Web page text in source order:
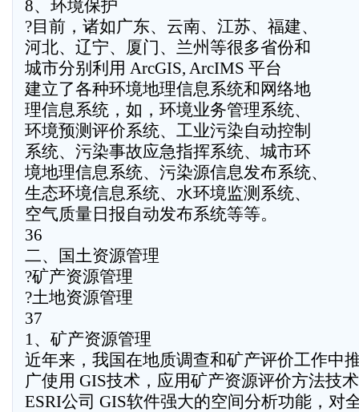
8、环境保护
?目前，诸如广东、云南、江苏、福建、
河北、辽宁、厦门、兰州等很多省份和
城市分别利用 ArcGIS, ArcIMS 平台
建立了各种环境地理信息系统和网络地
理信息系统，如，环境业务管理系统、
环境预测评价系统、工业污染自动控制
系统、污染事故应急指挥系统、城市环
境地理信息系统、污染源信息发布系统、
生态环境信息系统、水环境监测系统、
空气质量日报自动发布系统等等。
36
二、国土资源管理
?矿产资源管理
?土地资源管理
37
1、矿产资源管理
近年来，我国在地质调查和矿产评价工作中
广使用 GIS技术，应用矿产资源评价方法技
ESRI公司 GIS软件强大的空间分析功能，对